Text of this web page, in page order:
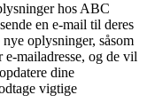
hos ABC
en e-mail til deres
oplysninger, såsom
mailadresse, og de vil
dine
vigtige